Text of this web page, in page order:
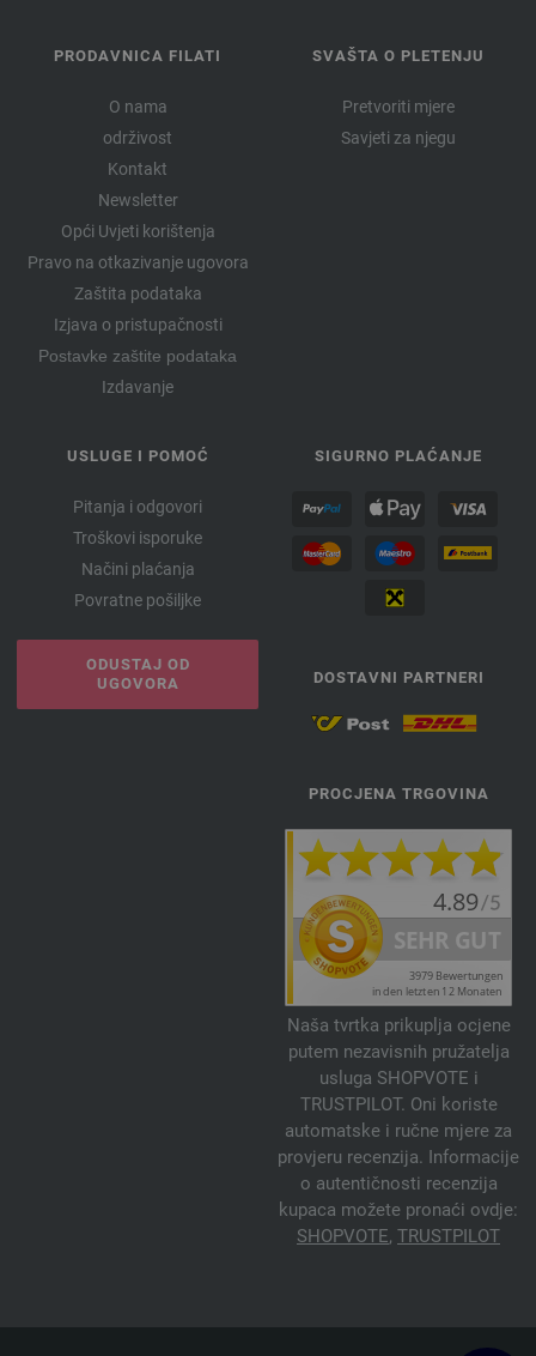
PRODAVNICA FILATI
O nama
održivost
Kontakt
Newsletter
Opći Uvjeti korištenja
Pravo na otkazivanje ugovora
Zaštita podataka
Izjava o pristupačnosti
Postavke zaštite podataka
Izdavanje
SVAŠTA O PLETENJU
Pretvoriti mjere
Savjeti za njegu
USLUGE I POMOĆ
Pitanja i odgovori
Troškovi isporuke
Načini plaćanja
Povratne pošiljke
ODUSTAJ OD
UGOVORA
SIGURNO PLAĆANJE
DOSTAVNI PARTNERI
PROCJENA TRGOVINA
Naša tvrtka prikuplja ocjene
putem nezavisnih pružatelja
usluga SHOPVOTE i
TRUSTPILOT. Oni koriste
automatske i ručne mjere za
provjeru recenzija. Informacije
o autentičnosti recenzija
kupaca možete pronaći ovdje:
SHOPVOTE, TRUSTPILOT